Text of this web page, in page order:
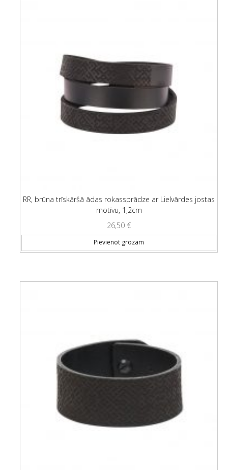
RR, brūna trīskāršā ādas rokassprādze ar Lielvārdes jostas
motīvu, 1,2cm
26,50 €
Pievienot grozam